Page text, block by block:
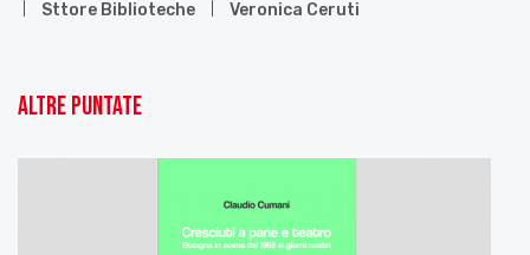
Sttore Biblioteche
Veronica Ceruti
Altre puntate